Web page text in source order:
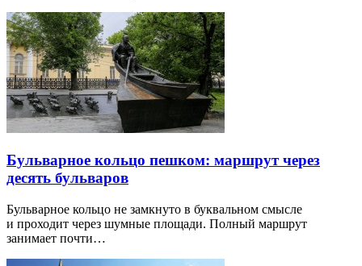
Бульварное кольцо пешком: маршрут через
десять бульваров
Бульварное кольцо не замкнуто в буквальном смысле
и проходит через шумные площади. Полный маршрут
занимает почти…